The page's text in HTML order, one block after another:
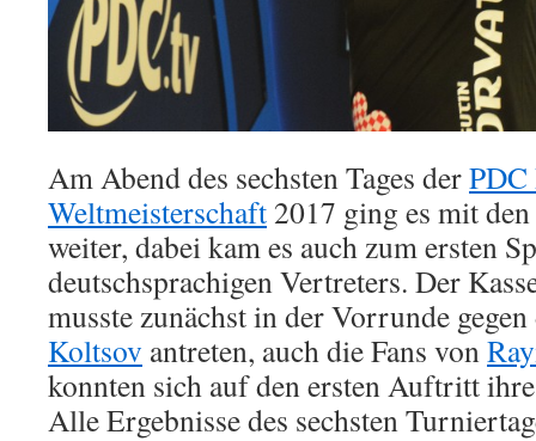
Am Abend des sechsten Tages der
Weltmeisterschaft 2017 ging es mit
weiter, dabei kam es auch zum ersten
deutschsprachigen Vertreters. Der
musste zunächst in der Vorrunde
Koltsov antreten, auch die Fans von
konnten sich auf den ersten Auftritt
Alle Ergebnisse des sechsten